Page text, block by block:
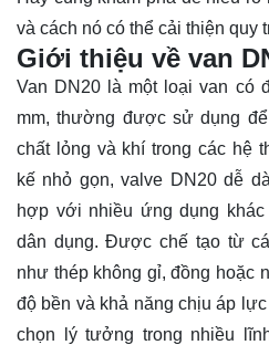
và cách nó có thể cải thiện quy
Giới thiệu về van
Van DN20 là một loại van có
mm, thường được sử dụng
chất lỏng và khí trong các hệ
kế nhỏ gọn, valve DN20 dễ
hợp với nhiều ứng dụng
dân dụng. Được chế tạo từ
như thép không gỉ, đồng hoặc
độ bền và khả năng chịu áp
chọn lý tưởng trong nhiều